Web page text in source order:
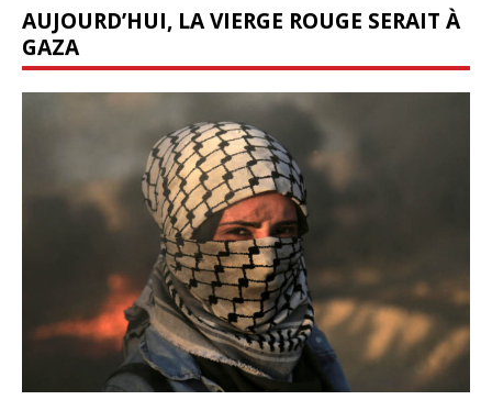
AUJOURD’HUI, LA VIERGE ROUGE SERAIT À
GAZA